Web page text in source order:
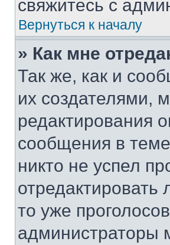
свяжитесь с
Вернуться к началу
» Как мне
Так же, как и
их создателями,
редактирования
сообщения в
никто не успел
отредактировать
то уже
администраторы